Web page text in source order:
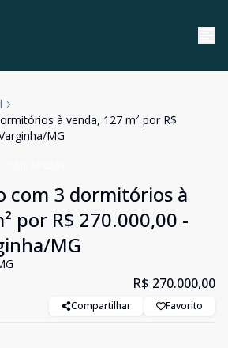
à venda, 127 m² por R$
MG
com 3 dormitórios à
por R$ 270.000,00 -
MG
R$ 270.000,00
Compartilhar Favorito